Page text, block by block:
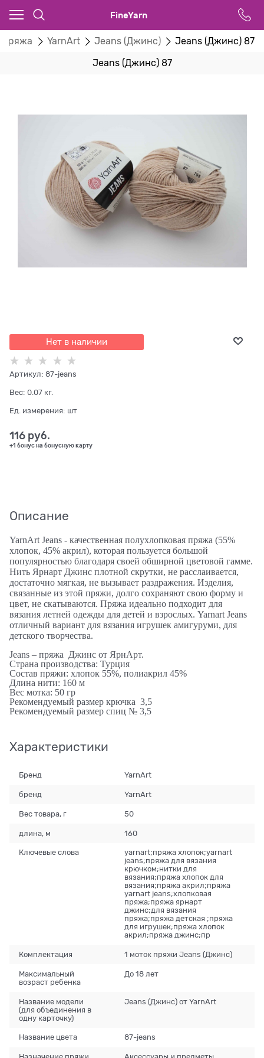
FineYarn
Пряжа YarnArt Jeans (Джинс) Jeans (Джинс) 87
Jeans (Джинс) 87
Нет в наличии
Артикул: 87-jeans
Вес: 0.07 кг.
Ед. измерения: шт
116 руб.
+1 бонус на бонусную карту
Описание
YarnArt Jeans - качественная полухлопковая пряжа (55%
хлопок, 45% акрил), которая пользуется большой
популярностью благодаря своей обширной цветовой гамме.
Нить Ярнарт Джинс плотной скрутки, не расслаивается,
достаточно мягкая, не вызывает раздражения. Изделия,
связанные из этой пряжи, долго сохраняют свою форму и
цвет, не скатываются. Пряжа идеально подходит для
вязания летней одежды для детей и взрослых. Yarnart Jeans
отличный вариант для вязания игрушек амигуруми, для
детского творчества.
Jeans – пряжа Джинс от ЯрнАрт.
Страна производства: Турция
Состав пряжи: хлопок 55%, полиакрил 45%
Длина нити: 160 м
Вес мотка: 50 гр
Рекомендуемый размер крючка 3,5
Рекомендуемый размер спиц № 3,5
Характеристики
Бренд YarnArt
бренд YarnArt
Вес товара, г 50
длина, м 160
Ключевые слова
yarnart;пряжа хлопок;yarnart
jeans;пряжа для вязания
крючком;нитки для
вязания;пряжа хлопок для
вязания;пряжа акрил;пряжа
yarnart jeans;хлопковая
пряжа;пряжа ярнарт
джинс;для вязания
пряжа;пряжа детская ;пряжа
для игрушек;пряжа хлопок
акрил;пряжа джинс;пр
Комплектация 1 моток пряжи Jeans (Джинс)
Максимальный
возраст ребенка
До 18 лет
Название модели
(для объединения в
одну карточку)
Jeans (Джинс) от YarnArt
Название цвета 87-jeans